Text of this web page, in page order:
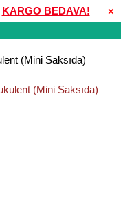
×
KARGO BEDAVA!